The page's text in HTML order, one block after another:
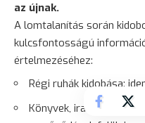
az újnak.
A lomtalanítás során
kulcsfontosságú
értelmezéséhez:
Régi ruhák kidobása:
Könyvek, iratok